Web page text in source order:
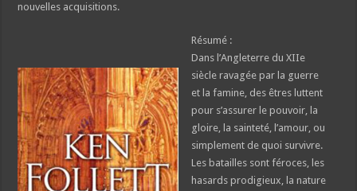
nouvelles acquisitions.
Résumé :
Dans l’Angleterre du XIIe
siècle ravagée par la guerre
et la famine, des êtres luttent
pour s’assurer le pouvoir, la
gloire, la sainteté, l’amour, ou
simplement de quoi survivre.
Les batailles sont féroces, les
hasards prodigieux, la nature